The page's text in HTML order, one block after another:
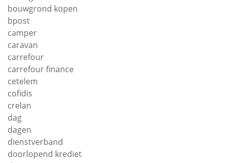
bouwgrond kopen
bpost
camper
caravan
carrefour
carrefour finance
cetelem
cofidis
crelan
dag
dagen
dienstverband
doorlopend krediet